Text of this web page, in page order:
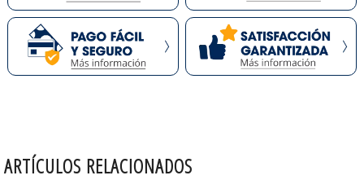
ARTÍCULOS RELACIONADOS